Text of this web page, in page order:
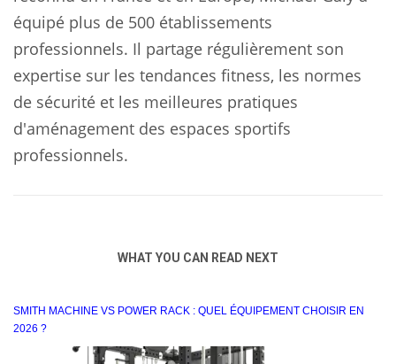
équipé plus de 500 établissements
professionnels. Il partage régulièrement son
expertise sur les tendances fitness, les normes
de sécurité et les meilleures pratiques
d'aménagement des espaces sportifs
professionnels.
WHAT YOU CAN READ NEXT
SMITH MACHINE VS POWER RACK : QUEL ÉQUIPEMENT CHOISIR EN
2026 ?